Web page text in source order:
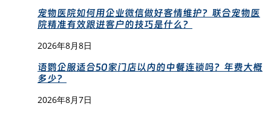
宠物医院如何用企业微信做好客情维护？联合宠物医
院精准有效跟进客户的技巧是什么？
2026年8月8日
语鹦企服适合50家门店以内的中餐连锁吗？年费大概
多少？
2026年8月7日